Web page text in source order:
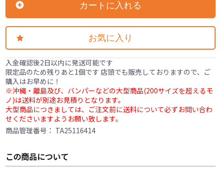
カートに入れる
お気に入り
入金確認後2日以内に発送可能です
限定品のため残りあと1個です 店頭でも販売しておりますので、ご
購入はお早めに！
※沖縄・離島及び、バンパーなどの大型商品(200サイズを超えるモ
ノ)は送料が別途お見積りとなります。
大型商品につきましては、ご注文前に送料について必ずお問い合わ
せくださいますようお願い致します。
商品管理番号： TA25116414
この商品について